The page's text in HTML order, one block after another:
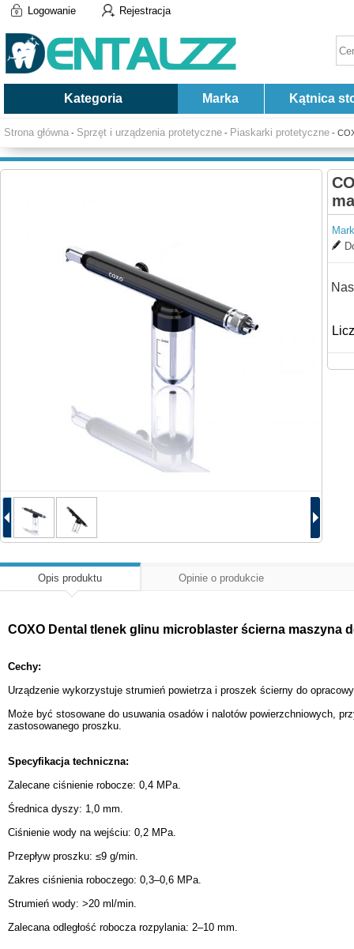
Logowanie Rejestracja
Kategoria Marka Kątnica
Strona główna - Sprzęt i urządzenia protetyczne - Piaskarki protetyczne -
Opis produktu Opinie o produkcie
COXO Dental tlenek glinu microblaster ścierna maszyna
Cechy:
Urządzenie wykorzystuje strumień powietrza i proszek ścierny do
Może być stosowane do usuwania osadów i nalotów powierzchniowych,
zastosowanego proszku.
Specyfikacja techniczna:
Zalecane ciśnienie robocze: 0,4 MPa.
Średnica dyszy: 1,0 mm.
Ciśnienie wody na wejściu: 0,2 MPa.
Przepływ proszku: ≤9 g/min.
Zakres ciśnienia roboczego: 0,3–0,6 MPa.
Strumień wody: >20 ml/min.
Zalecana odległość robocza rozpylania: 2–10 mm.